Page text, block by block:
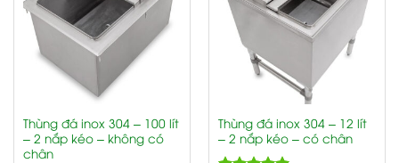
Thùng đá inox 304 – 100 lít
– 2 nắp kéo – không có
chân
Thùng đá inox 304 – 12 lít
– 2 nắp kéo – có chân